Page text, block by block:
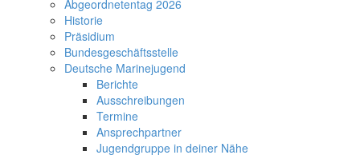
Abgeordnetentag 2026
Historie
Präsidium
Bundesgeschäftsstelle
Deutsche Marinejugend
Berichte
Ausschreibungen
Termine
Ansprechpartner
Jugendgruppe in deiner Nähe